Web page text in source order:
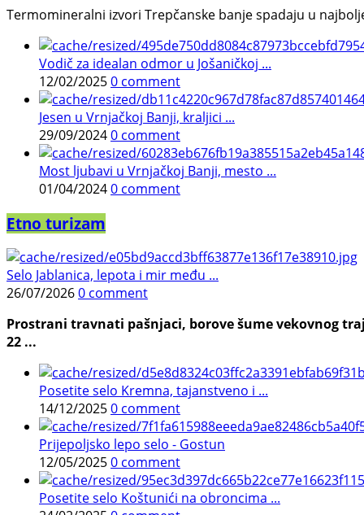
Termomineralni izvori Trepčanske banje spadaju u
Vodič za idealan odmor u Jošaničkoj ...
12/02/20250 comment
Jesen u Vrnjačkoj Banji, kraljici ...
29/09/20240 comment
Most ljubavi u Vrnjačkoj Banji, mesto ...
01/04/20240 comment
Etno turizam
Selo Jablanica, lepota i mir među ...
26/07/20260 comment
Prostrani travnati pašnjaci, borove šume vekovnog
22 ...
Posetite selo Kremna, tajanstveno i ...
14/12/20250 comment
Prijepoljsko lepo selo - Gostun
12/05/20250 comment
Posetite selo Koštunići na obroncima ...